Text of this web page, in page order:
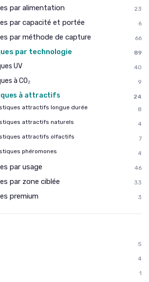
par alimentation 23
par capacité et portée 6
par méthode de capture 66
par technologie 89
UV 40
à CO₂ 9
à attractifs
24
attractifs longue durée
8
attractifs naturels
4
attractifs olfactifs
7
phéromones
4
par usage 46
par zone ciblée 33
premium 3
5
4
1